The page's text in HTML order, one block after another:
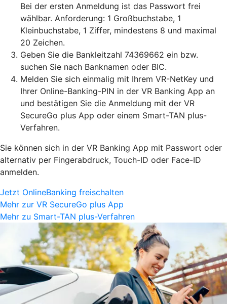
Bei der ersten Anmeldung ist das Passwort frei
wählbar. Anforderung: 1 Großbuchstabe, 1
Kleinbuchstabe, 1 Ziffer, mindestens 8 und maximal
20 Zeichen.
Geben Sie die Bankleitzahl 74369662 ein bzw.
suchen Sie nach Banknamen oder BIC.
Melden Sie sich einmalig mit Ihrem VR-NetKey und
Ihrer Online-Banking-PIN in der VR Banking App an
und bestätigen Sie die Anmeldung mit der VR
SecureGo plus App oder einem Smart-TAN plus-
Verfahren.
Sie können sich in der VR Banking App mit Passwort oder
alternativ per Fingerabdruck, Touch-ID oder Face-ID
anmelden.
Jetzt OnlineBanking freischalten
Mehr zur VR SecureGo plus App
Mehr zu Smart-TAN plus-Verfahren